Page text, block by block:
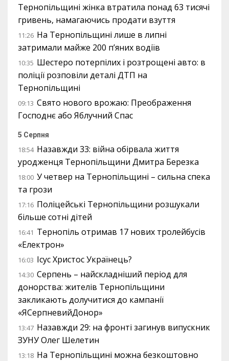
Тернопільщині жінка втратила понад 63 тисячі
гривень, намагаючись продати взуття
11:26 На Тернопільщині лише в липні
затримали майже 200 п’яних водіїв
10:35 Шестеро потерпілих і розтрощені авто: в
поліції розповіли деталі ДТП на
Тернопільщині
09:13 Свято нового врожаю: Преображення
Господнє або Яблучний Спас
5 Серпня
18:54 Назавжди 33: війна обірвала життя
уродженця Тернопільщини Дмитра Березка
18:00 У четвер на Тернопільщині – сильна спека
та грози
17:16 Поліцейські Тернопільщини розшукали
більше сотні дітей
16:41 Тернопіль отримав 17 нових тролейбусів
«Електрон»
16:03 Ісус Христос Українець?
14:30 Серпень – найскладніший період для
донорства: жителів Тернопільщини
закликають долучитися до кампанії
«ЯСерпневийДонор»
13:47 Назавжди 29: на фронті загинув випускник
ЗУНУ Олег Шелетин
13:18 На Тернопільщині можна безкоштовно